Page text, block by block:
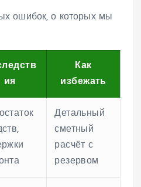
ошибок, о которых мы
ия
Как
избежать
Детальный
сметный
расчёт с
резервом